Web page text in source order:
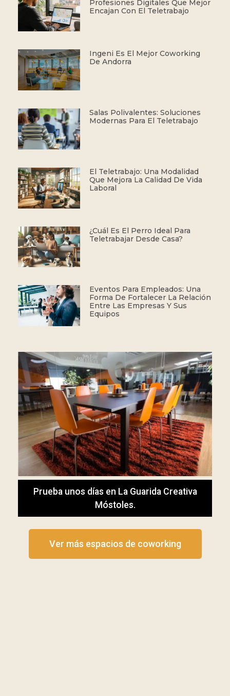
Profesiones Digitales Que Mejor
Encajan Con El Teletrabajo
Ingeni Es El Mejor Coworking
De Andorra
Salas Polivalentes: Soluciones
Modernas Para El Teletrabajo
El Teletrabajo: Una Modalidad
Que Mejora La Calidad De Vida
Laboral
¿Cuál Es El Perro Ideal Para
Teletrabajar Desde Casa?
Eventos Para Empleados: Una
Forma De Fortalecer La Relación
Entre Las Empresas Y Sus
Equipos
Prueba unos días en La Guarida Creativa
Móstoles.
Ver más espacios de coworking